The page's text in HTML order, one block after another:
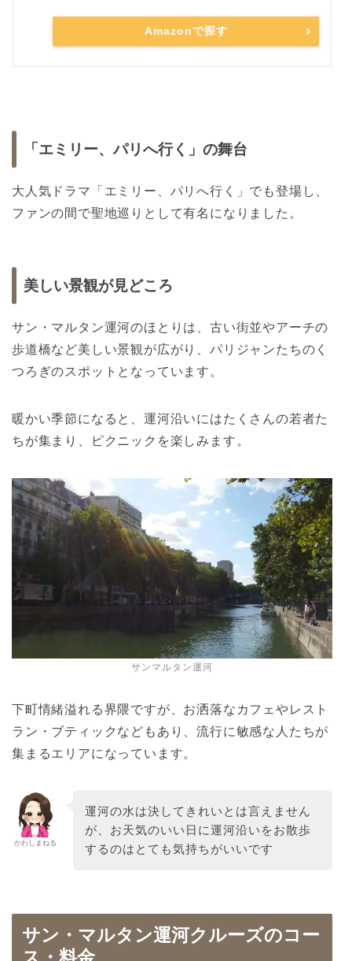
Amazonで探す
「エミリー、パリへ行く」の舞台
大人気ドラマ「エミリー、パリへ行く」でも登場し、
ファンの間で聖地巡りとして有名になりました。
美しい景観が見どころ
サン・マルタン運河のほとりは、古い街並やアーチの
歩道橋など美しい景観が広がり、パリジャンたちのく
つろぎのスポットとなっています。
暖かい季節になると、運河沿いにはたくさんの若者た
ちが集まり、ピクニックを楽しみます。
サンマルタン運河
下町情緒溢れる界隈ですが、お洒落なカフェやレスト
ラン・ブティックなどもあり、流行に敏感な人たちが
集まるエリアになっています。
かわしまねる
運河の水は決してきれいとは言えません
が、お天気のいい日に運河沿いをお散歩
するのはとても気持ちがいいです
サン・マルタン運河クルーズのコー